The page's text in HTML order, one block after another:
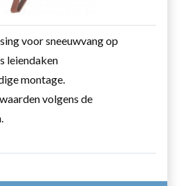
voor sneeuwvang op
leiendaken
montage.
volgens de